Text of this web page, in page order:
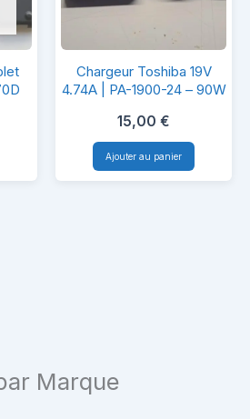
Marque
Câbles
WiFi
|
Couleur
Blanc
Chargeur
Toshiba
19V
4.74A
|
Chargeur Toshiba 19V
4.74A | PA-1900-24 – 90W
15,00 €
Ajouter au panier